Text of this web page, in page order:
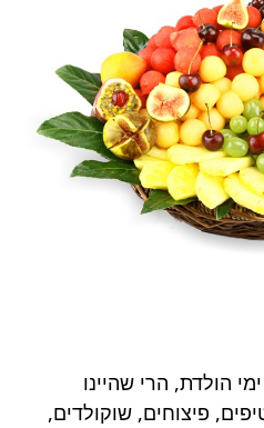
הולדת, הרי שהיינו
פיצוחים, שוקולדים,